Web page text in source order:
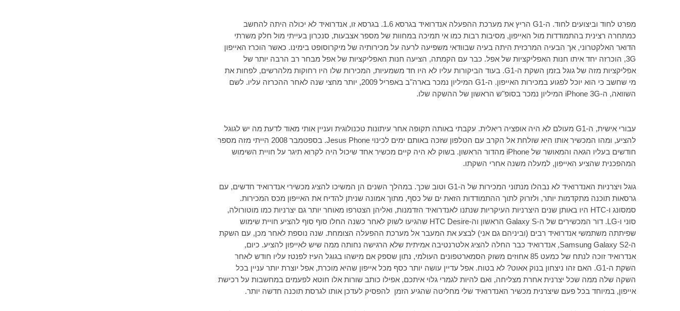
מפרט לחוד וביצועים לחוד. ה-G1
הריץ את מערכת ההפעלה אנדרואיד בגרסא 1.6. בגרסא זו, אנדרואיד לא יכולה היתה להחשב
כמתחרה רצינית בהתמודדות מול האייפון, מסיבות רבות כמו אי תמיכה במחוות של מספר אצבעות, סנכרון בעייתי מול חלק משרתי
הדואר האלקטרוני, אך הבעיה המרכזית היתה בעיה שבוודאי משפיעה לרעה על מכירותיה של מיקרוסופט בימינו. כאשר הוכרז האייפון
3G, הוכרזה יחד איתו חנות האפליקציות של אפל. כבר עם הקמתה, הציעה חנות האפליקציות של אפל מבחר רב הרבה יותר של
אפליקציות מזה של גוגל בזמן השקת ה-G1. בעוד הביקורות עליו לא היו חד משמעיות, המכירות שלו היו רחוקות מלהרשים, לפחות את
מי שחשב כי הוא יוכל לפגוע במכירות האייפון. ה-G1
המיליון נמכר בארה"ב באפריל 2009, יותר מחצי שנה לאחר ההכרזה עליו. לשם
השוואה, ה-iPhone 3G המיליון נמכר בסופ"ש הראשון של ההשקה שלו.
עבורי אישית, ה-G1 מעולם לא היה אופציה ריאלית. עקבתי באותה תקופה אחר עיתונות טכנולוגית ועניין אותי מאוד לדעת מה יש לגוגל
להציע, ומהו המכשיר אותו היא שולחת אל הקרב עם הטלפון שזכה באותם ימים לכינוי Jesus Phone
. בספטמבר 2008 הייתי מזה מספר
חודשים בעליו הגאה והמאושר של iPhone מהדור הראשון. בשוק לא היה קיים מכשיר אחד שיכול היה לקרוא תיגר על חויית השימוש
המהפכנית שהציע האייפון, למעלה משנה אחרי השקתו.
גוגל ויצרניות האנדרואיד לא נבהלו מנתוני המכירות של ה-G1 וטוב שכך. במהלך השנים הן המשיכו להציג מכשירי אנדרואיד חדשים, עם
גרסאות תוכנה מתקדמות יותר, ולזרוק לתוך ההתמודדות הזאת ים של כסף, מתוך אמונה שניתן להדיח את האייפון מכס המכירות.
סמסונג ו-HTC היו באותן שנים היצרניות העיקריות שנתנו לאנדרואיד הזדמנות, ואליהן הצטרפו מאוחר יותר גם יצרניות כמו מוטורולה,
סוני ו-LG. דור המכשירים של ה-Galaxy S הראשון וה-HTC Desire שהגיעו לשוק לאחר כשנה החלו סוף סוף להציע חויית שימוש
שפיתתה משתמשי אנדרואיד רבים (וביניהם גם אני) לבצע את המעבר אל מערכת ההפעלה הצומחת. שנה נוספת לאחר מכן, עם השקת
ה-Samsung Galaxy S2, אנדרואיד כבר החלה להציג אלטרנטיבה אמיתית שלא הרגישה נחותה ממה שיש לאייפון להציע. כיום,
אנדרואיד זוכה לנתח של כמעט 85 אחוזים משוק הסמארטפונים העולמי, נתון שספק אם מישהו בגוגל העיז לפנטז עליו חודש לאחר
השקת ה-G1. האם זהו ניצחון בנוק אאוט? לא בטוח. אפל עדיין עושה יותר כסף מכל אייפון שהיא מוכרת, אפל יוצרת יותר עניין בכל
השקה שלה ממה שכל יצרנית אחרת מצליחה, ואם להיות לגמרי גלוי איתכם, אפילו כותב שורות אלו חוטא לפעמים במחשבות על רכישת
אייפון, במיוחד בכל פעם שיצרנית מכשיר האנדרואיד שלי מחליטה שהגיע הזמן להפסיק לעדכן אותו לגרסת תוכנה חדשה יותר.